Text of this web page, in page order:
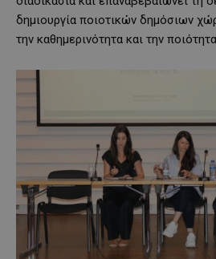
δημιουργία ποιοτικών δημόσιων
την καθημερινότητα και την